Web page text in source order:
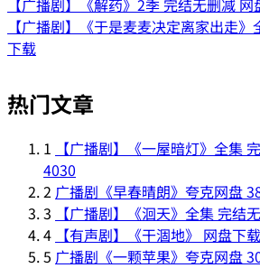
【广播剧】《解药》2季 完结无删减 网
【广播剧】《于是麦麦决定离家出走
下载
热门文章
1
【广播剧】《一屋暗灯》全集
4030
2 广播剧《早春晴朗》夸克网盘
3
【广播剧】《洄天》全集 完结
4 【有声剧】《干涸地》 网盘下载
5 广播剧《一颗苹果》夸克网盘